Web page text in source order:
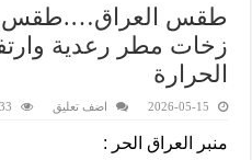
طقس العراق….طقس
زخات مطر رعدية
الحرارة
2026-05-15 اضف تعليق 33 زيارة
منبر العراق الحر :